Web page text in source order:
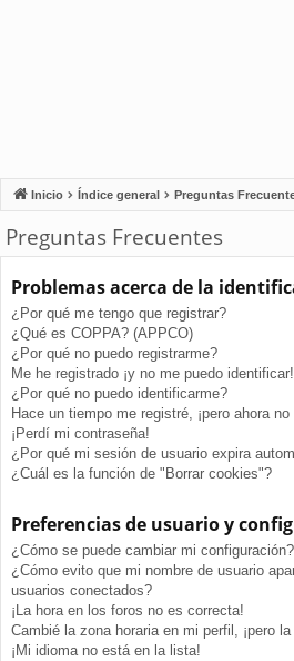
Inicio Índice general Preguntas
Preguntas Frecuentes
Problemas acerca de la
¿Por qué me tengo que registrar?
¿Qué es COPPA? (APPCO)
¿Por qué no puedo registrarme?
Me he registrado ¡y no me puedo identificar!
¿Por qué no puedo identificarme?
Hace un tiempo me registré, ¡pero ahora
¡Perdí mi contraseña!
¿Por qué mi sesión de usuario expira
¿Cuál es la función de "Borrar cookies"?
Preferencias de usuario y
¿Cómo se puede cambiar mi configuración?
¿Cómo evito que mi nombre de usuario
usuarios conectados?
¡La hora en los foros no es correcta!
Cambié la zona horaria en mi perfil, ¡pero
¡Mi idioma no está en la lista!